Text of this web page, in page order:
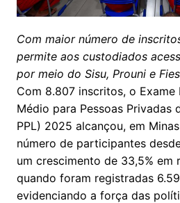
Com maior número de
permite aos custodiados
por meio do Sisu, Prouni e Fies
Com 8.807 inscritos, o Exame
Médio para Pessoas Privadas
PPL) 2025 alcançou, em
número de participantes
um crescimento de 33,5% em
quando foram registradas
evidenciando a força das